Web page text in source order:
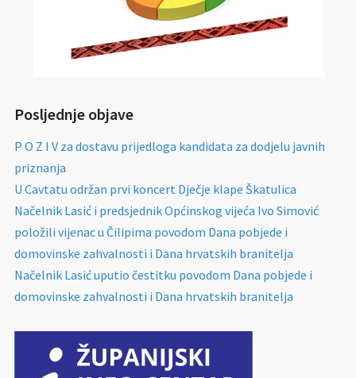
Posljednje objave
P O Z I V za dostavu prijedloga kandidata za dodjelu javnih
priznanja
U Cavtatu održan prvi koncert Dječje klape Škatulica
Načelnik Lasić i predsjednik Općinskog vijeća Ivo Simović
položili vijenac u Čilipima povodom Dana pobjede i
domovinske zahvalnosti i Dana hrvatskih branitelja
Načelnik Lasić uputio čestitku povodom Dana pobjede i
domovinske zahvalnosti i Dana hrvatskih branitelja